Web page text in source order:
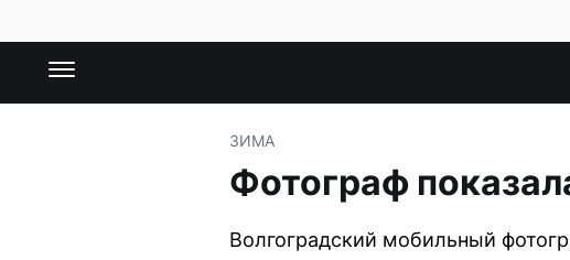
ЗИМА
Фотограф
Волгоградский мобильный